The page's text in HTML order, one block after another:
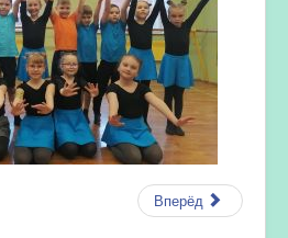
Вперёд